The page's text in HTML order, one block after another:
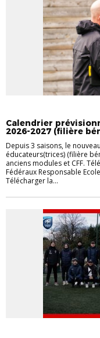
Calendrier
2026-2027 (filière
Depuis 3 saisons, le
éducateurs(trices) (filière
anciens modules et CFF.
Fédéraux Responsable
Télécharger la...